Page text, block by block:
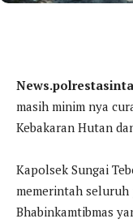
masih minim nya
Kebakaran Hutan
Kapolsek Sungai
memerintah
Bhabinkamtibmas